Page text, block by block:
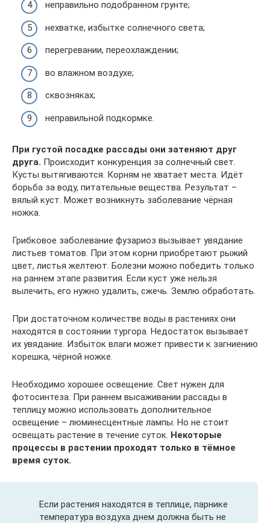
неправильно подобранном грунте;
нехватке, избытке солнечного света;
перегревании, переохлаждении;
во влажном воздухе;
сквозняках;
неправильной подкормке.
При густой посадке рассады они затеняют друг
друга. Происходит конкуренция за солнечный свет.
Кусты вытягиваются. Корням не хватает места. Идёт
борьба за воду, питательные вещества. Результат –
вялый куст. Может возникнуть заболевание чёрная
ножка.
Грибковое заболевание фузариоз вызывает увядание
листьев томатов. При этом корни приобретают рыжий
цвет, листья желтеют. Болезни можно победить только
на раннем этапе развития. Если куст уже нельзя
вылечить, его нужно удалить, сжечь. Землю обработать.
При достаточном количестве воды в растениях они
находятся в состоянии тургора. Недостаток вызывает
их увядание. Избыток влаги может привести к загниению
корешка, чёрной ножке.
Необходимо хорошее освещение. Свет нужен для
фотосинтеза. При раннем высаживании рассады в
теплицу можно использовать дополнительное
освещение – люминесцентные лампы. Но не стоит
освещать растение в течение суток. Некоторые
процессы в растении проходят только в тёмное
время суток.
Если растения находятся в теплице, парнике
температура воздуха днем должна быть не